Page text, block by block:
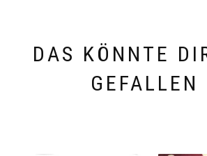
DAS KÖNNTE
GEFALLEN